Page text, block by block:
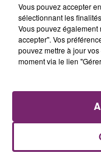
Vous pouvez accepter
sélectionnant les
Vous pouvez
accepter". Vos
pouvez mettre à jour
moment via le lien